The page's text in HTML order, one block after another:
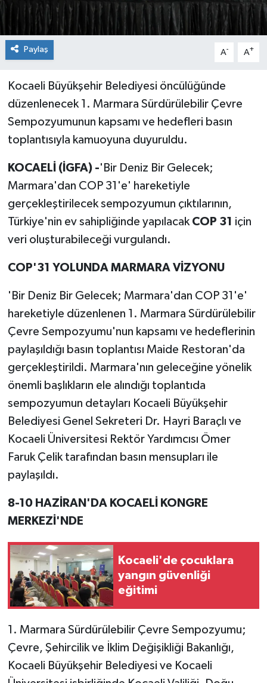
Paylaş A- A+
Kocaeli Büyükşehir Belediyesi öncülüğünde
düzenlenecek 1. Marmara Sürdürülebilir Çevre
Sempozyumunun kapsamı ve hedefleri basın
toplantısıyla kamuoyuna duyuruldu.
KOCAELİ (İGFA) -'Bir Deniz Bir Gelecek;
Marmara'dan COP 31'e' hareketiyle
gerçekleştirilecek sempozyumun çıktılarının,
Türkiye'nin ev sahipliğinde yapılacak COP 31 için
veri oluşturabileceği vurgulandı.
COP'31 YOLUNDA MARMARA VİZYONU
'Bir Deniz Bir Gelecek; Marmara'dan COP 31'e'
hareketiyle düzenlenen 1. Marmara Sürdürülebilir
Çevre Sempozyumu'nun kapsamı ve hedeflerinin
paylaşıldığı basın toplantısı Maide Restoran'da
gerçekleştirildi. Marmara'nın geleceğine yönelik
önemli başlıkların ele alındığı toplantıda
sempozyumun detayları Kocaeli Büyükşehir
Belediyesi Genel Sekreteri Dr. Hayri Baraçlı ve
Kocaeli Üniversitesi Rektör Yardımcısı Ömer
Faruk Çelik tarafından basın mensupları ile
paylaşıldı.
8-10 HAZİRAN'DA KOCAELİ KONGRE
MERKEZİ'NDE
Kocaeli'de çocuklara
yangın güvenliği
eğitimi
1. Marmara Sürdürülebilir Çevre Sempozyumu;
Çevre, Şehircilik ve İklim Değişikliği Bakanlığı,
Kocaeli Büyükşehir Belediyesi ve Kocaeli